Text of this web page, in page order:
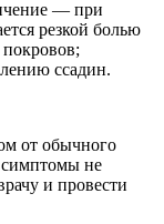
— при
резкой болью
ссадин.
от обычного
симптомы не
и провести